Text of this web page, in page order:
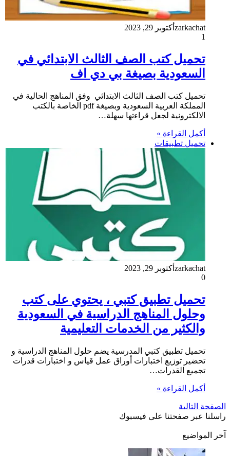
zarkachat أكتوبر 29, 2023
1
تحميل كتب الصف الثالث الابتدائي في
السعودية بصيغة بي دي اف
تحميل كتب الصف الثالث الابتدائي وفق المناهج الحالية في
المملكة العربية السعودية وبصيغة pdf الخاصة بالكتب
الالكترونية لجعل قراءتها سهلة…
أكمل القراءة »
تحميل تطبيقات
zarkachat أكتوبر 29, 2023
0
تحميل تطبيق كتبي ، يحتوي على كتب
وحلول المناهج الدراسية في السعودية
والكثير من الخدمات التعليمية
تحميل تطبيق كتبي المدرسية يضم حلول المناهج الدراسية و
تحضير توزيع اختبارات أوراق عمل قياس و اختبارات قدرات
تجميع القدرات…
أكمل القراءة »
الصفحة التالية
راسلنا عبر صفحتنا على فيسبوك
آخر المواضيع